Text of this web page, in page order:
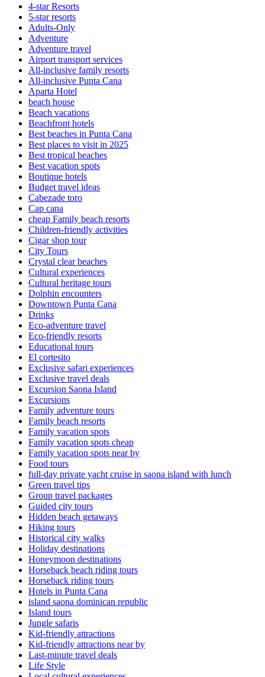
4-star Resorts
5-star resorts
Adults-Only
Adventure
Adventure travel
Airport transport services
All-inclusive family resorts
All-inclusive Punta Cana
Aparta Hotel
beach house
Beach vacations
Beachfront hotels
Best beaches in Punta Cana
Best places to visit in 2025
Best tropical beaches
Best vacation spots
Boutique hotels
Budget travel ideas
Cabezade toro
Cap cana
cheap Family beach resorts
Children-friendly activities
Cigar shop tour
City Tours
Crystal clear beaches
Cultural experiences
Cultural heritage tours
Dolphin encounters
Downtown Punta Cana
Drinks
Eco-adventure travel
Eco-friendly resorts
Educational tours
El cortesito
Exclusive safari experiences
Exclusive travel deals
Excursion Saona Island
Excursions
Family adventure tours
Family beach resorts
Family vacation spots
Family vacation spots cheap
Family vacation spots near by
Food tours
full-day private yacht cruise in saona island with lunch​
Green travel tips
Group travel packages
Guided city tours
Hidden beach getaways
Hiking tours
Historical city walks
Holiday destinations
Honeymoon destinations
Horseback beach riding tours
Horseback riding tours
Hotels in Punta Cana
island saona dominican republic
Island tours
Jungle safaris
Kid-friendly attractions
Kid-friendly attractions near by
Last-minute travel deals
Life Style